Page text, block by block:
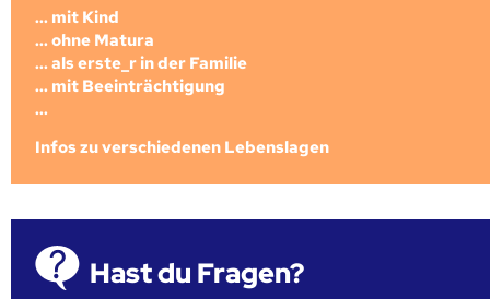
... mit Kind
... ohne Matura
... als erste_r in der Familie
... mit Beeinträchtigung
...
Infos zu verschiedenen Lebenslagen
Hast du Fragen?